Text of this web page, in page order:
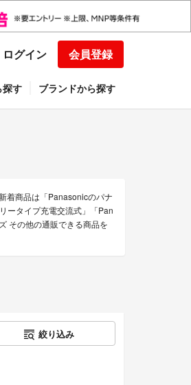
ログイン 会員登録
探す ブランドから探す
着商品は「Panasonicのパナ
ータイプ充電交流式」「Pan
その他の通販できる商品を
絞り込み